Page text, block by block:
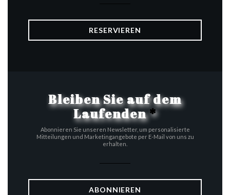
RESERVIEREN
Bleiben Sie auf dem
Laufenden*
Abonnieren Sie unseren Newsletter, um personalisierte
Mitteilungen und Marketingangebote per E-Mail von uns zu
erhalten.
ABONNIEREN